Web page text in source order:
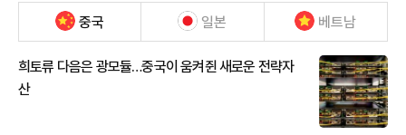
중국 일본 베트남
희토류 다음은 광모듈…중국이 움켜쥔 새로운 전략자
산